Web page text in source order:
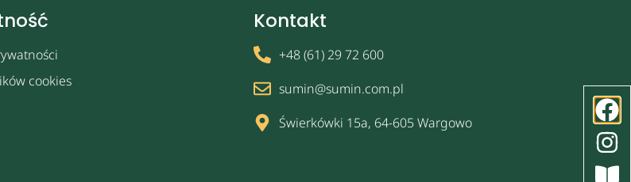
cookies
Kontakt
+48 (61) 29 72 600
sumin@sumin.com.pl
Świerkówki 15a, 64-605 Wargowo